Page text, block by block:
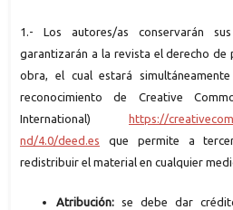
1.- Los autores/as conservarán
garantizarán a la revista el derecho de
obra, el cual estará
reconocimiento de Creative
International)
https://
nd/4.0/deed.es que permite a
redistribuir el material en cualquier
Atribución: se debe dar